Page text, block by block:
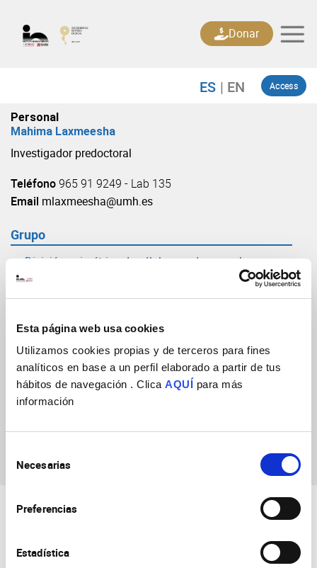
Esta página web usa cookies
Utilizamos cookies propias y de terceros para fines
analíticos en base a un perfil elaborado a partir de tus
hábitos de navegación . Clica AQUÍ para más
información
Necesarias
Preferencias
Estadística
content
Access
Donar
Personal
Mahima Laxmeesha
Investigador predoctoral
Teléfono965 91 9249 - Lab 135
Email mlaxmeesha@umh.es
Grupo
División asimétrica de células madre neurales en
desarrollo y tumorogénesis
(URL: https://in.umh-csic.es/grupo3883)